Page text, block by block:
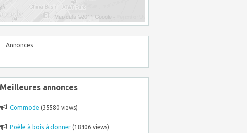
Annonces
Meilleures annonces
Commode (35580 views)
Poêle à bois à donner (18406 views)